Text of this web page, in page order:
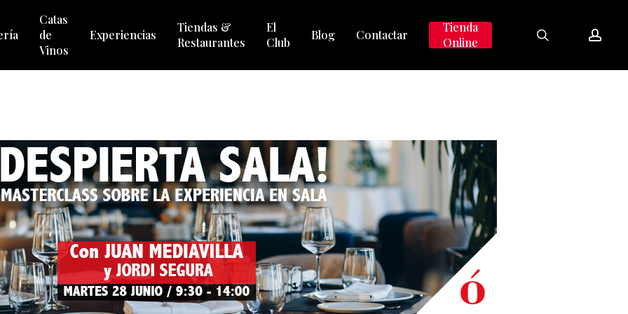
Catas
de
Vinos
Experiencias
Tiendas &
Restaurantes
El
Club
Blog Contactar
Tienda
Online